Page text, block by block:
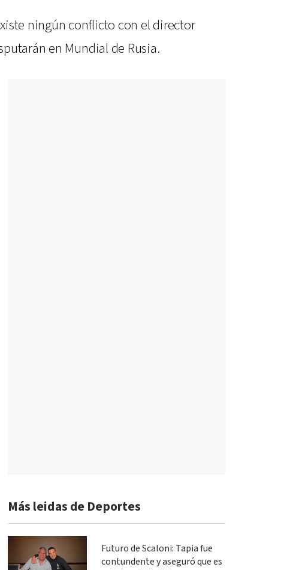
ningún conflicto con el director
en Mundial de Rusia.
Más leidas de Deportes
Futuro de Scaloni: Tapia fue
contundente y aseguró que es